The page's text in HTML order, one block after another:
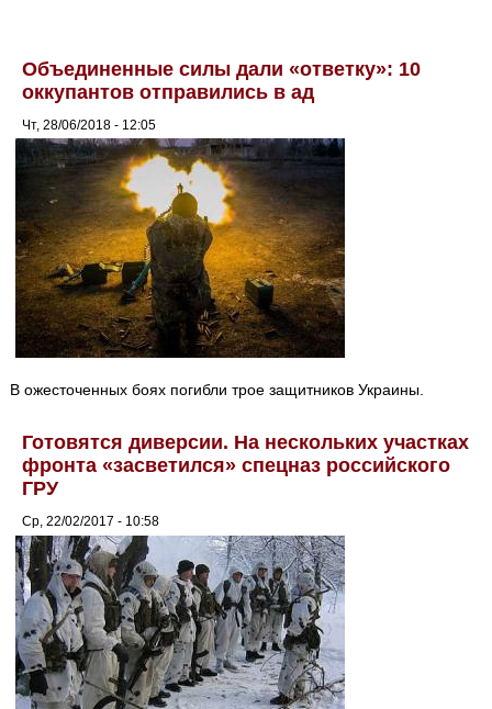
Объединенные силы дали «ответку»: 10
оккупантов отправились в ад
Чт, 28/06/2018 - 12:05
В ожесточенных боях погибли трое защитников Украины.
Готовятся диверсии. На нескольких участках
фронта «засветился» спецназ российского
ГРУ
Ср, 22/02/2017 - 10:58